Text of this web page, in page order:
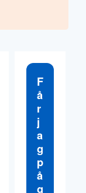
F
å
r
j
a
g
p
å
g